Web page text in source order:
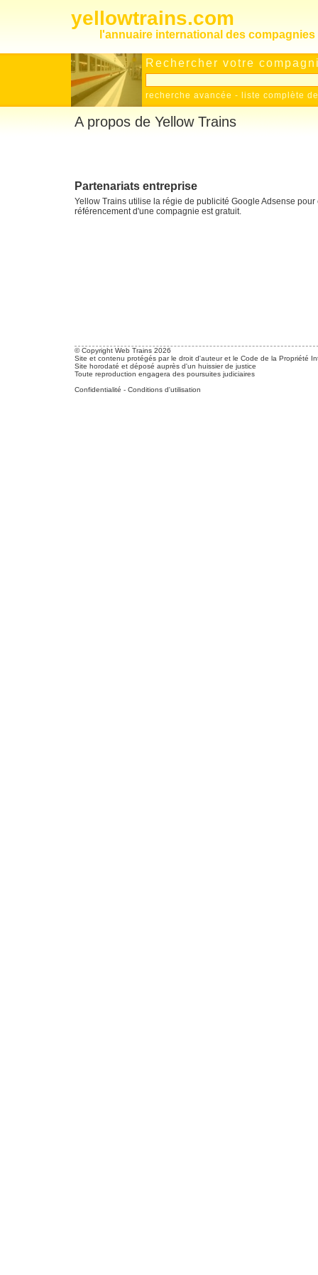
yellowtrains.com
l'annuaire international des
Rechercher votre
recherche avancée - liste complète
A propos de Yellow Trains
Partenariats entreprise
Yellow Trains utilise la régie de publicité Google Adsense
référencement d'une compagnie est gratuit.
© Copyright Web Trains 2026
Site et contenu protégés par le droit d'auteur et le Code de la Propriété
Site horodaté et déposé auprès d'un huissier de justice
Toute reproduction engagera des poursuites judiciaires
Confidentialité - Conditions d'utilisation